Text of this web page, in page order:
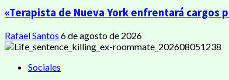
«Terapista de Nueva York enfrentará cargos
Rafael Santos 6 de agosto de 2026
Sociales